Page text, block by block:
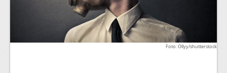
Foto: Ollyy/shutterstock